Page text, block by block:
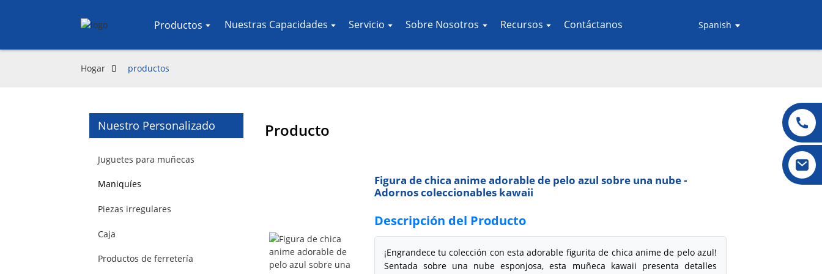
Productos Nuestras Capacidades Servicio Sobre Nosotros Recursos Contáctanos Spanish
Hogar productos
Nuestro Personalizado
Juguetes para muñecas
Maniquíes
Piezas irregulares
Caja
Productos de ferretería
Producto
Figura de chica anime adorable de pelo azul sobre una nube -
Adornos coleccionables kawaii
Descripción del Producto
¡Engrandece tu colección con esta adorable figurita de chica anime de pelo azul!
Sentada sobre una nube esponjosa, esta muñeca kawaii presenta detalles